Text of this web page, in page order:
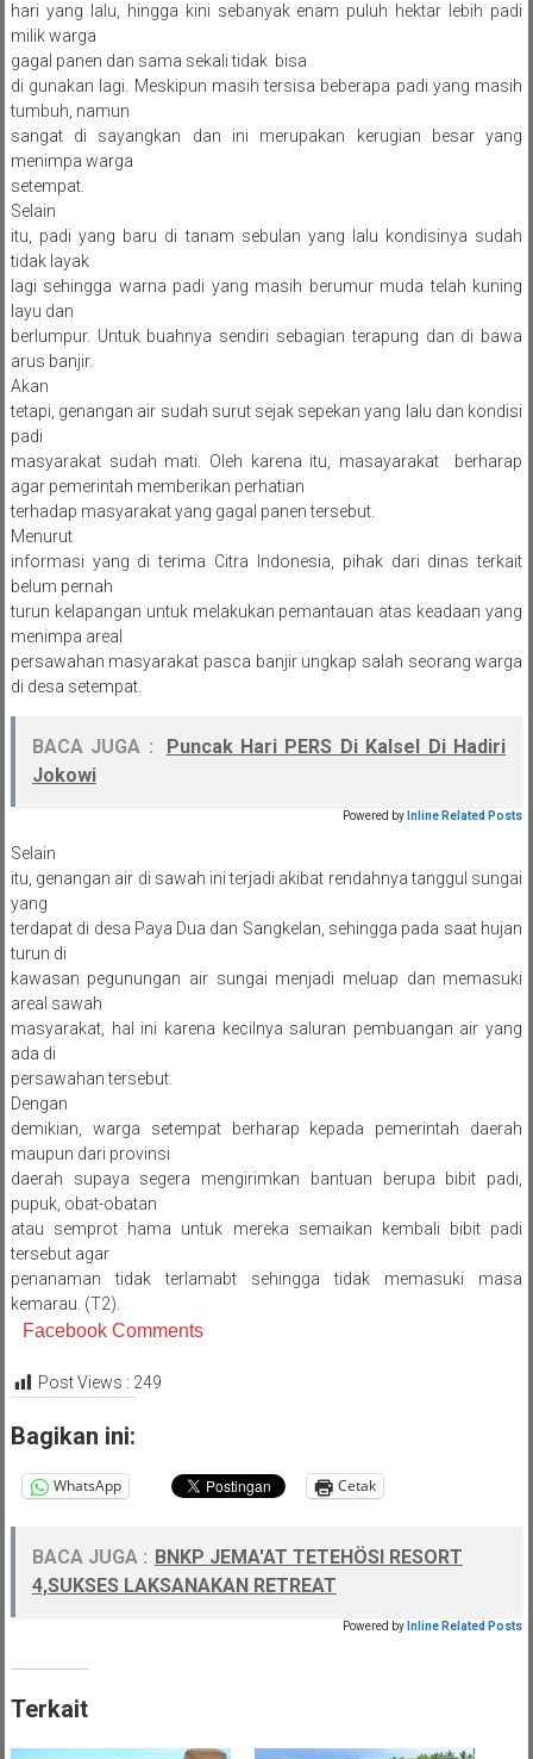
hari yang lalu, hingga kini sebanyak enam puluh hektar lebih padi
milik warga
gagal panen dan sama sekali tidak bisa
di gunakan lagi. Meskipun masih tersisa beberapa padi yang masih
tumbuh, namun
sangat di sayangkan dan ini merupakan kerugian besar yang
menimpa warga
setempat.
Selain
itu, padi yang baru di tanam sebulan yang lalu kondisinya sudah
tidak layak
lagi sehingga warna padi yang masih berumur muda telah kuning
layu dan
berlumpur. Untuk buahnya sendiri sebagian terapung dan di bawa
arus banjir.
Akan
tetapi, genangan air sudah surut sejak sepekan yang lalu dan kondisi
padi
masyarakat sudah mati. Oleh karena itu, masayarakat berharap
agar pemerintah memberikan perhatian
terhadap masyarakat yang gagal panen tersebut.
Menurut
informasi yang di terima Citra Indonesia, pihak dari dinas terkait
belum pernah
turun kelapangan untuk melakukan pemantauan atas keadaan yang
menimpa areal
persawahan masyarakat pasca banjir ungkap salah seorang warga
di desa setempat.
BACA JUGA :
Puncak Hari PERS Di Kalsel Di Hadiri
Jokowi
Powered by Inline Related Posts
Selain
itu, genangan air di sawah ini terjadi akibat rendahnya tanggul sungai
yang
terdapat di desa Paya Dua dan Sangkelan, sehingga pada saat hujan
turun di
kawasan pegunungan air sungai menjadi meluap dan memasuki
areal sawah
masyarakat, hal ini karena kecilnya saluran pembuangan air yang
ada di
persawahan tersebut.
Dengan
demikian, warga setempat berharap kepada pemerintah daerah
maupun dari provinsi
daerah supaya segera mengirimkan bantuan berupa bibit padi,
pupuk, obat-obatan
atau semprot hama untuk mereka semaikan kembali bibit padi
tersebut agar
penanaman tidak terlamabt sehingga tidak memasuki masa
kemarau. (T2).
Facebook Comments
Post Views : 249
Bagikan ini:
WhatsApp Cetak
BACA JUGA : BNKP JEMA'AT TETEHÖSI RESORT
4,SUKSES LAKSANAKAN RETREAT
Powered by Inline Related Posts
Terkait